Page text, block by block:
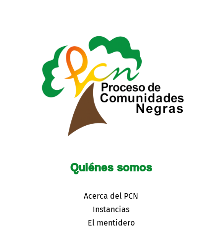
Quiénes somos
Acerca del PCN
Instancias
El mentidero